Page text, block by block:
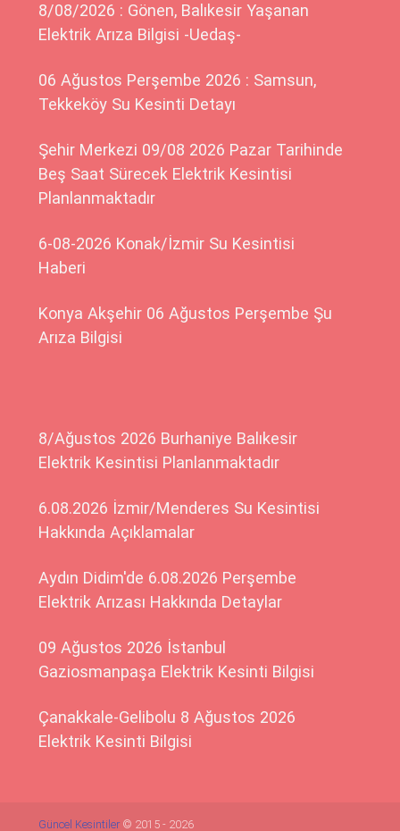
8/08/2026 : Gönen, Balıkesir Yaşanan
Elektrik Arıza Bilgisi -Uedaş-
06 Ağustos Perşembe 2026 : Samsun,
Tekkeköy Su Kesinti Detayı
Şehir Merkezi 09/08 2026 Pazar Tarihinde
Beş Saat Sürecek Elektrik Kesintisi
Planlanmaktadır
6-08-2026 Konak/İzmir Su Kesintisi
Haberi
Konya Akşehir 06 Ağustos Perşembe Şu
Arıza Bilgisi
8/Ağustos 2026 Burhaniye Balıkesir
Elektrik Kesintisi Planlanmaktadır
6.08.2026 İzmir/Menderes Su Kesintisi
Hakkında Açıklamalar
Aydın Didim'de 6.08.2026 Perşembe
Elektrik Arızası Hakkında Detaylar
09 Ağustos 2026 İstanbul
Gaziosmanpaşa Elektrik Kesinti Bilgisi
Çanakkale-Gelibolu 8 Ağustos 2026
Elektrik Kesinti Bilgisi
Güncel Kesintiler© 2015 - 2026